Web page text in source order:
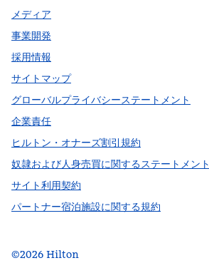
メディア
事業開発
採用情報
サイトマップ
グローバルプライバシーステートメント
企業責任
ヒルトン・オナーズ割引規約
奴隷および人身売買に関するステートメント
サイト利用契約
パートナー宿泊施設に関する規約
©2026 Hilton